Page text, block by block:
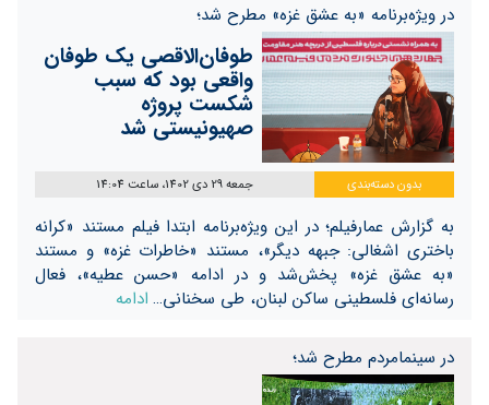
در ویژه‌برنامه «به عشق غزه» مطرح شد؛
طوفان‌الاقصی یک طوفان
واقعی بود که سبب
شکست پروژه
صهیونیستی شد
بدون دسته‌بندی جمعه 29 دی 1402، ساعت 14:04
به گزارش عمارفیلم؛ در این ویژه‌برنامه ابتدا فیلم مستند «کرانه
باختری اشغالی: جبهه دیگر»، مستند «خاطرات غزه» و مستند
«به عشق غزه» پخش‌شد و در ادامه «حسن عطیه»، فعال
رسانه‌ای فلسطینی ساکن لبنان، طی سخنانی… ادامه
در سینمامردم مطرح شد؛